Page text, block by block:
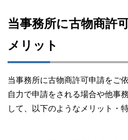
当事務所に古物商許
メリット
当事務所に古物商許可申請をご
自力で申請をされる場合や他事
して、以下のようなメリット・